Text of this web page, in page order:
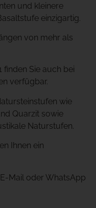
und kleinere
einzigartig.
von mehr als
finden Sie auch bei
verfügbar.
wie
Quarzit sowie
Naturstufen.
Ihnen ein
Mail oder WhatsApp